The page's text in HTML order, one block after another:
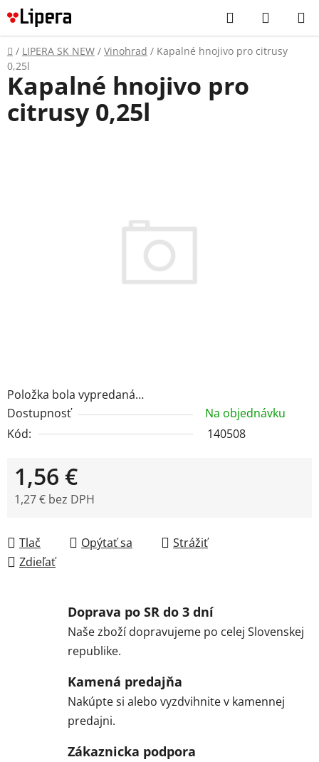
Prejsť
na
obsah
Hľadať
KOŠÍK
Domov
/ LIPERA SK NEW / Vinohrad / Kapalné hnojivo pro citrusy
0,25l
Položka bola vypredaná…
Dostupnosť
Na objednávku
Kód:
140508
1,56 €
1,27 € bez DPH
Tlač
Opýtať sa
Strážiť
Zdieľať
Kapalné hnojivo pro
citrusy 0,25l
Doprava po SR do 3 dní
Naše zboží dopravujeme po celej Slovenskej
republike.
Kamená predajňa
Nakúpte si alebo vyzdvihnite v kamennej
predajni.
Zákaznicka podpora